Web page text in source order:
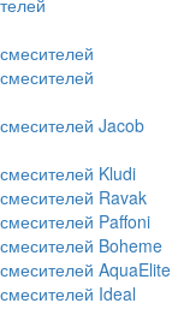
Jacob
Kludi
Ravak
Paffoni
Boheme
AquaElite
Ideal